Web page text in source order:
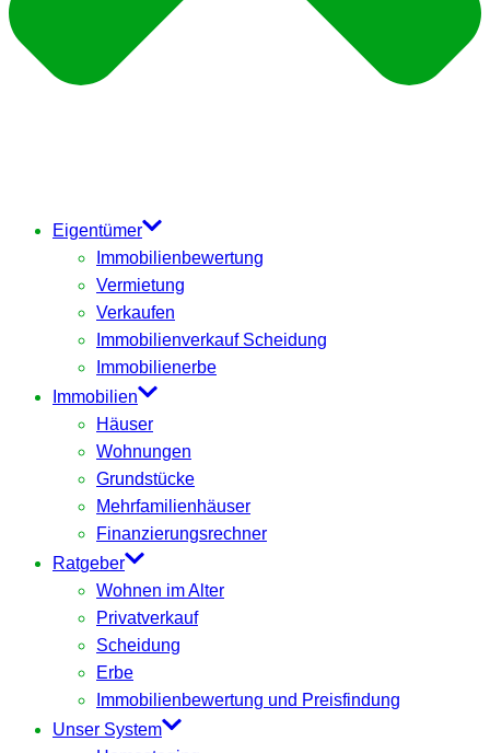
Eigentümer
Immobilienbewertung
Vermietung
Verkaufen
Immobilienverkauf Scheidung
Immobilienerbe
Immobilien
Häuser
Wohnungen
Grundstücke
Mehrfamilienhäuser
Finanzierungsrechner
Ratgeber
Wohnen im Alter
Privatverkauf
Scheidung
Erbe
Immobilienbewertung und Preisfindung
Unser System